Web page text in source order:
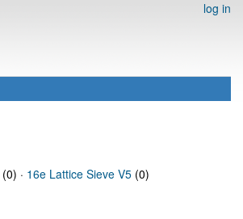
log in
(0) · 16e Lattice Sieve V5 (0)